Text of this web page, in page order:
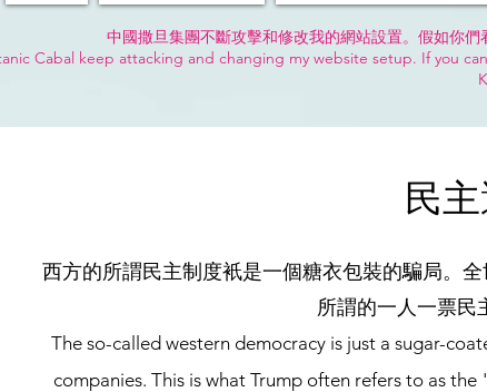
中國撒旦集團不斷攻擊和修改我的網站設置。假如你
Cabal keep attacking and changing my website setup. If you
民
西方的所謂民主制度衹是一個糖衣包裝的騙局。
所謂的一人一票民
The so-called western democracy is just a sugar-
companies. This is what Trump often refers to as